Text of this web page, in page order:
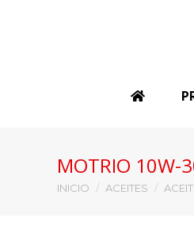
MOTRIO 10W-
Estás aquí:
INICIO ACEITES